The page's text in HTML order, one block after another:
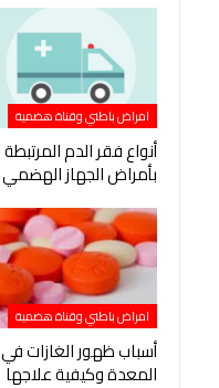
امراض باطني وقناة هضمية
أنواع فقر الدم المرتبطة
بأمراض الجهاز الهضمي
امراض باطني وقناة هضمية
أسباب ظهور الغازات في
المعدة وكيفية علاجها